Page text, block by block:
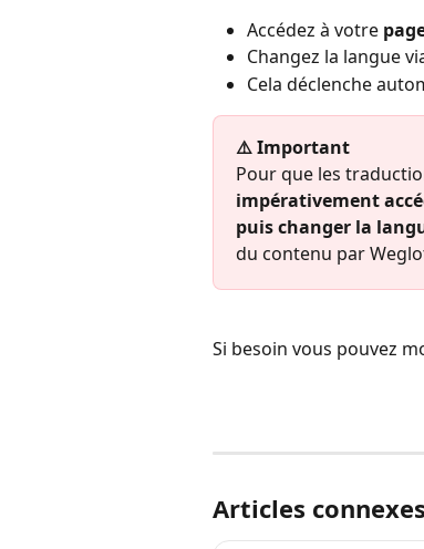
Accédez à votre
Changez la langue
Cela déclenche
⚠️ Important
Pour que les
impérativement
puis changer la
du contenu par
Si besoin vous pouvez
Articles connexes